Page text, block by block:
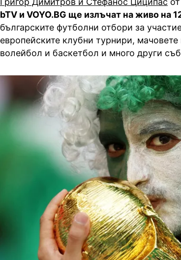
bTV и VOYO.BG ще излъчат на живо на
българските футболни отбори за
европейските клубни турнири,
волейбол и баскетбол и много други